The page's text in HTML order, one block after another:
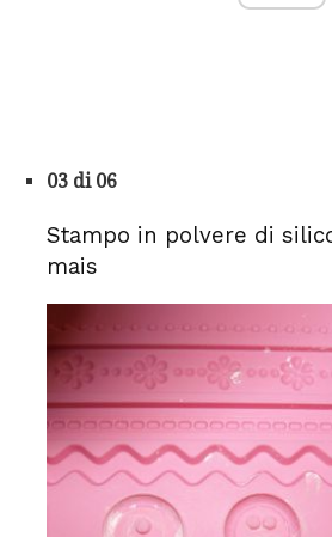
03 di 06
Stampo in polvere di
mais